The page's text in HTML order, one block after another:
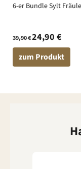
6-er Bundle Sylt
39,90 €24,90 €
zum Produkt